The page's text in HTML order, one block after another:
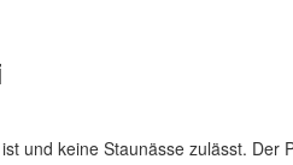
und keine Staunässe zulässt. Der